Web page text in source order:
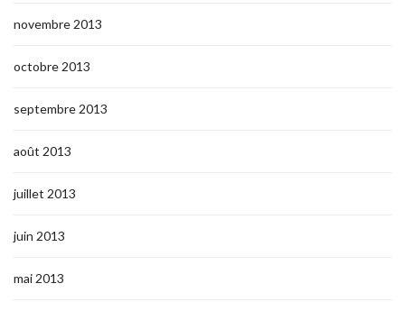
novembre 2013
octobre 2013
septembre 2013
août 2013
juillet 2013
juin 2013
mai 2013